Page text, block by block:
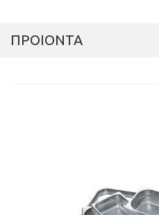
ΠΡΟΙΟΝΤΑ